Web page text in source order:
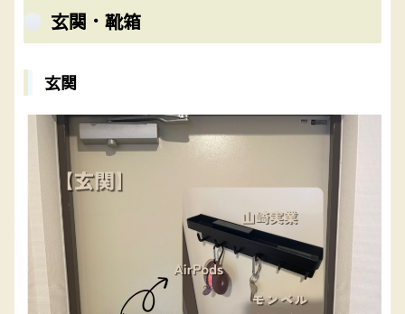
玄関・靴箱
玄関